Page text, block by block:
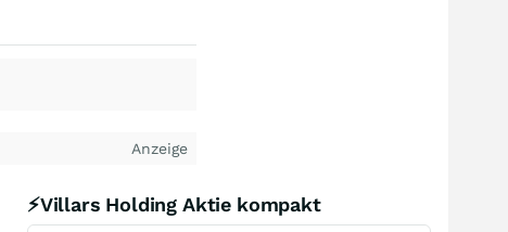
Anzeige
⚡Villars Holding Aktie kompakt